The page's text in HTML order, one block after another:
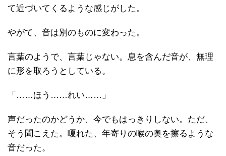
て近づいてくるような感じがした。
やがて、音は別のものに変わった。
言葉のようで、言葉じゃない。息を含んだ音が、無理
に形を取ろうとしている。
「……ほう……れい……」
声だったのかどうか、今でもはっきりしない。ただ、
そう聞こえた。嗄れた、年寄りの喉の奥を擦るような
音だった。